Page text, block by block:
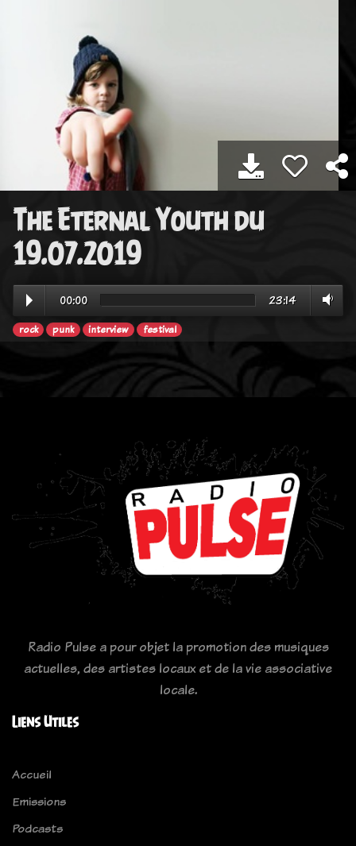
The Eternal Youth du
19.07.2019
00:00 23:14
rock punk interview festival
Radio Pulse a pour objet la promotion des musiques
actuelles, des artistes locaux et de la vie associative
locale.
Liens Utiles
Accueil
Emissions
Podcasts